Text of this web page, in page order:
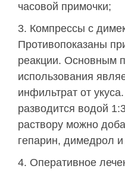
часовой примочки;
Компрессы с
Противопоказаны
реакции. Основным
использования
инфильтрат от
разводится водой
раствору можно
гепарин, димедрол
Оперативное